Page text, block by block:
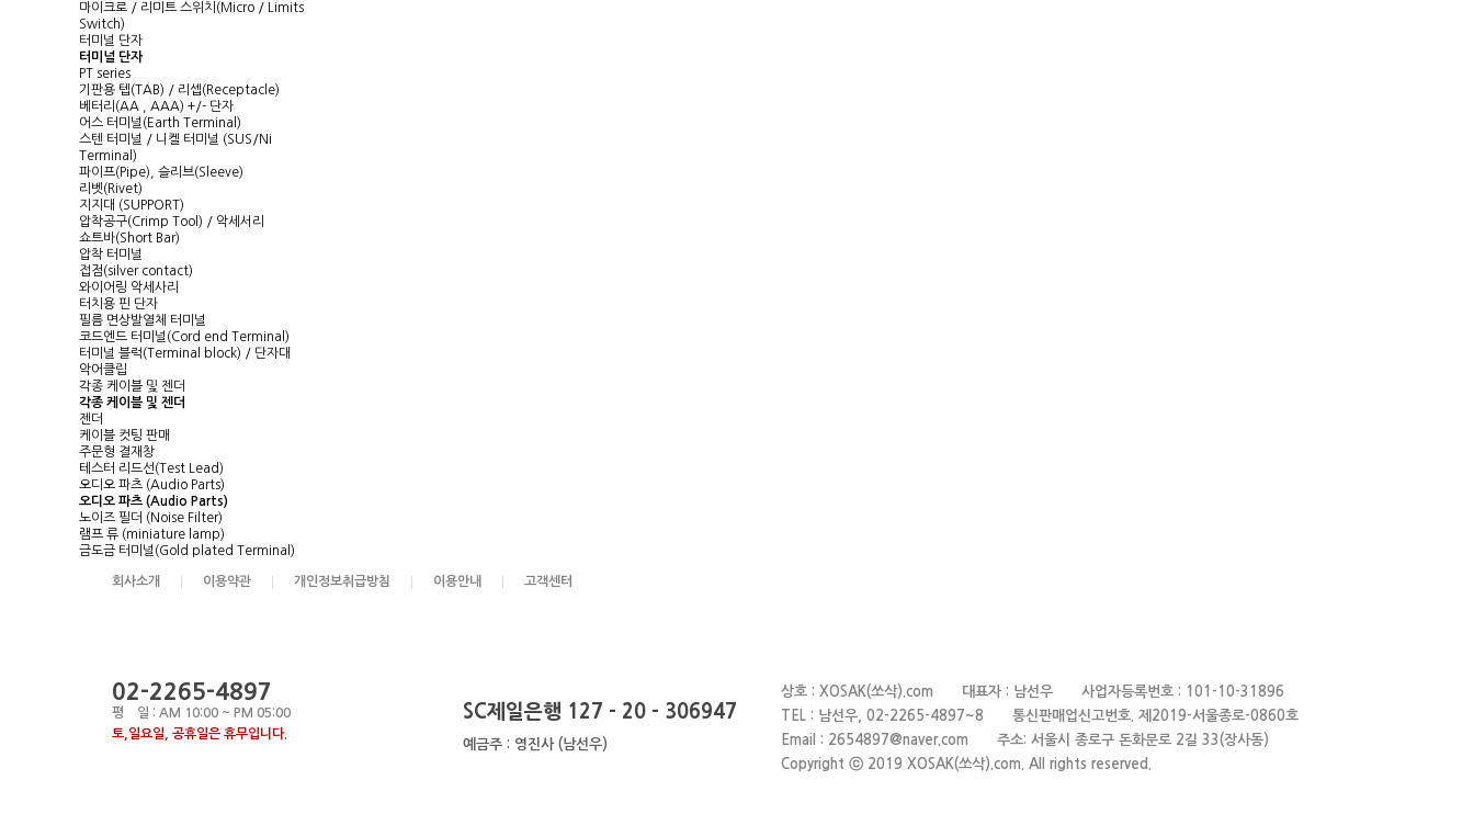
마이크로 / 리미트 스위치(Micro / Limits
Switch)
터미널 단자
터미널 단자
PT series
기판용 텝(TAB) / 리셉(Receptacle)
베터리(AA , AAA) +/- 단자
어스 터미널(Earth Terminal)
스텐 터미널 / 니켈 터미널 (SUS/Ni
Terminal)
파이프(Pipe), 슬리브(Sleeve)
리벳(Rivet)
지지대 (SUPPORT)
압착공구(Crimp Tool) / 악세서리
쇼트바(Short Bar)
압착 터미널
접점(silver contact)
와이어링 악세사리
터치용 핀 단자
필름 면상발열체 터미널
코드엔드 터미널(Cord end Terminal)
터미널 블럭(Terminal block) / 단자대
악어클립
각종 케이블 및 젠더
각종 케이블 및 젠더
젠더
케이블 컷팅 판매
주문형 결재창
테스터 리드선(Test Lead)
오디오 파츠 (Audio Parts)
오디오 파츠 (Audio Parts)
노이즈 필더 (Noise Filter)
램프 류 (miniature lamp)
금도금 터미널(Gold plated Terminal)
회사소개 이용약관 개인정보취급방침 이용안내 고객센터
02-2265-4897
평 일 : AM 10:00 ~ PM 05:00
토,일요일, 공휴일은 휴무입니다.
SC제일은행 127 - 20 - 306947
예금주 : 영진사 (남선우)
상호 : XOSAK(쏘삭).com 대표자 : 남선우 사업자등록번호 : 101-10-31896
TEL : 남선우, 02-2265-4897~8 통신판매업신고번호. 제2019-서울종로-0860호
Email : 2654897@naver.com 주소: 서울시 종로구 돈화문로 2길 33(장사동)
Copyright ⓒ 2019 XOSAK(쏘삭).com. All rights reserved.